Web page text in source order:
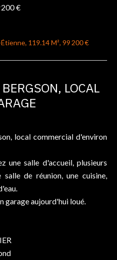
200 €
119.14 M², 99 200 €
LOCAL
local commercial d'environ
une salle d'accueil, plusieurs
de réunion, une cuisine,
garage aujourd'hui loué.